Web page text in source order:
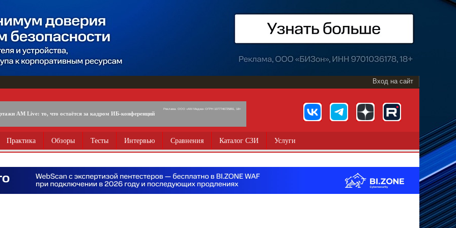
Вход на сайт
AM Live: то, что остаётся за кадром ИБ-конференций
Реклама. ООО «АМ Медиа» ОГРН 1077746725891, 18+
Практика Обзоры Тесты Интервью Сравнения Каталог СЗИ Услуги